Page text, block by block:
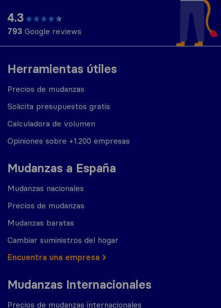
Herramientas útiles
Precios de mudanzas
Solicita presupuestos gratis
Calculadora de volumen
Opiniones sobre +1.200 empresas
Mudanzas a España
Mudanzas nacionales
Precios de mudanzas
Mudanzas baratas
Cambiar suministros del hogar
Encuentra una empresa
Mudanzas Internacionales
Precios de mudanzas internacionales
4.3
793 Google reviews